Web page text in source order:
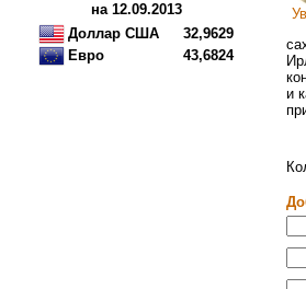
и
на 12.09.2013
Доллар США
32,9629
Евро
43,6824